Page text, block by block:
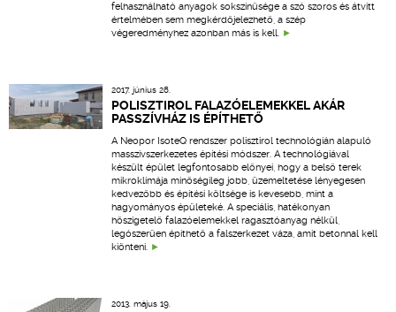
felhasználható anyagok sokszínűsége a szó szoros és átvitt
értelmében sem megkérdőjelezhető, a szép
végeredményhez azonban más is kell.
2017. június 28.
POLISZTIROL FALAZÓELEMEKKEL AKÁR
PASSZÍVHÁZ IS ÉPÍTHETŐ
A Neopor IsoteQ rendszer polisztirol technológián alapuló
masszívszerkezetes építési módszer. A technológiával
készült épület legfontosabb előnyei, hogy a belső terek
mikroklímája minőségileg jobb, üzemeltetése lényegesen
kedvezőbb és építési költsége is kevesebb, mint a
hagyományos épületeké. A speciális, hatékonyan
hőszigetelő falazóelemekkel ragasztóanyag nélkül,
legószerűen építhető a falszerkezet váza, amit betonnal kell
kiönteni.
2013. május 19.